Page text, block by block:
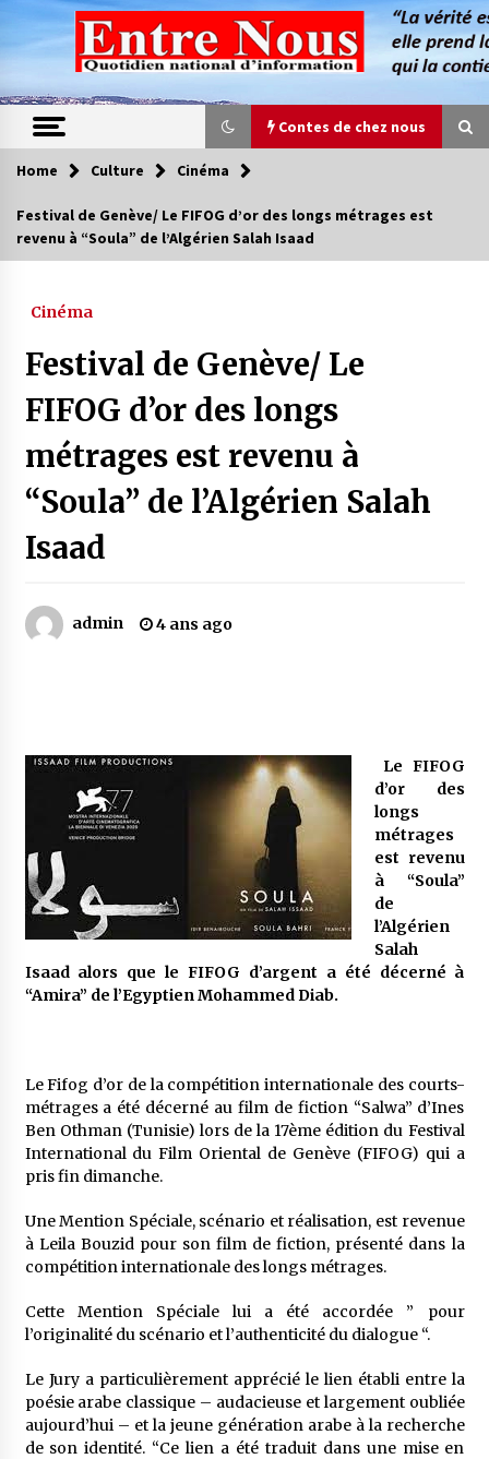
content
Contes de chez nous
Contes de chez nous
Quand la mère n’est plus là (17e partie)
Magie de sorcier
4 ans ago
Oum el Gaïla / L’ogresse du M’zab
4 ans ago
5 ans ago
Le bouc de l’Au-delà
Le monstrueux vieillard (Un récit du Sud
algérien)
5 ans ago
5 ans ago
Un conte targui/ Quand la tête est vide
Tradition orale/ D’où viennent les contes et à
quoi servent-ils?
Home Culture Cinéma
Festival de Genève/ Le FIFOG d’or des longs métrages est
revenu à “Soula” de l’Algérien Salah Isaad
Cinéma
Festival de Genève/ Le
FIFOG d’or des longs
métrages est revenu à
“Soula” de l’Algérien Salah
Isaad
admin 4 ans ago
Le FIFOG
d’or des
longs
métrages
est revenu
à “Soula”
de
l’Algérien
Salah
Isaad alors que le FIFOG d’argent a été décerné à
“Amira” de l’Egyptien Mohammed Diab.
Le Fifog d’or de la compétition internationale des courts-
métrages a été décerné au film de fiction “Salwa” d’Ines
Ben Othman (Tunisie) lors de la 17ème édition du Festival
International du Film Oriental de Genève (FIFOG) qui a
pris fin dimanche.
Une Mention Spéciale, scénario et réalisation, est revenue
à Leila Bouzid pour son film de fiction, présenté dans la
compétition internationale des longs métrages.
Cette Mention Spéciale lui a été accordée ” pour
l’originalité du scénario et l’authenticité du dialogue “.
Le Jury a particulièrement apprécié le lien établi entre la
poésie arabe classique – audacieuse et largement oubliée
aujourd’hui – et la jeune génération arabe à la recherche
de son identité. “Ce lien a été traduit dans une mise en